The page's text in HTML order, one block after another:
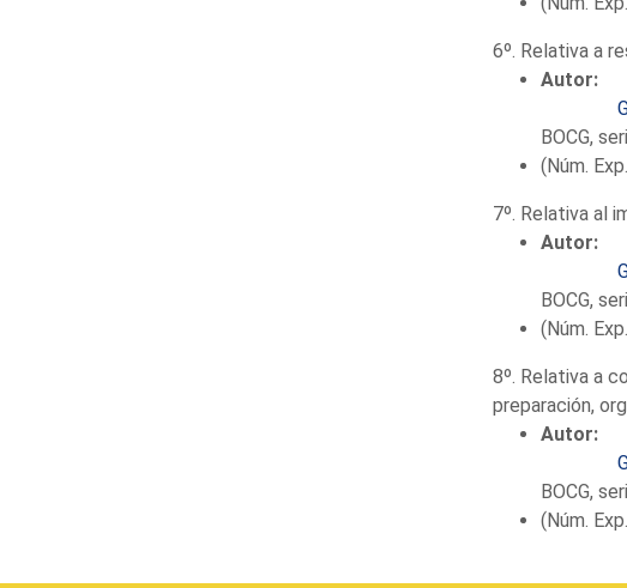
6º. Relativa a
Autor:
BOCG,
(Núm.
7º. Relativa al
Autor:
BOCG,
(Núm.
8º. Relativa a
preparación,
Autor:
BOCG,
(Núm.